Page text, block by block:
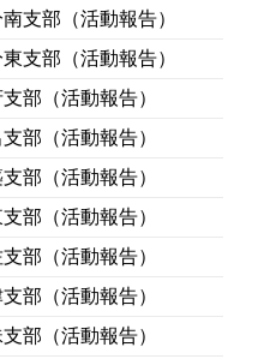
支部（活動報告）
支部（活動報告）
部（活動報告）
部（活動報告）
部（活動報告）
部（活動報告）
部（活動報告）
部（活動報告）
部（活動報告）